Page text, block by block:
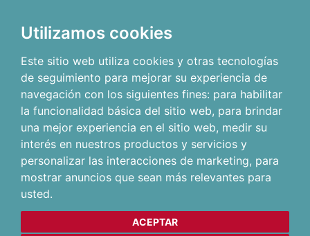
Utilizamos cookies
Este sitio web utiliza cookies y otras tecnologías
de seguimiento para mejorar su experiencia de
navegación con los siguientes fines: para habilitar
la funcionalidad básica del sitio web, para brindar
una mejor experiencia en el sitio web, medir su
interés en nuestros productos y servicios y
personalizar las interacciones de marketing, para
mostrar anuncios que sean más relevantes para
usted.
ACEPTAR